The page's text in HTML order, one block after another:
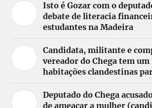
Isto é Gozar com o
debate de literacia
estudantes na Madeira
Candidata, militante e
vereador do Chega tem
habitações clandestinas
Deputado do Chega
de ameaçar a mulher